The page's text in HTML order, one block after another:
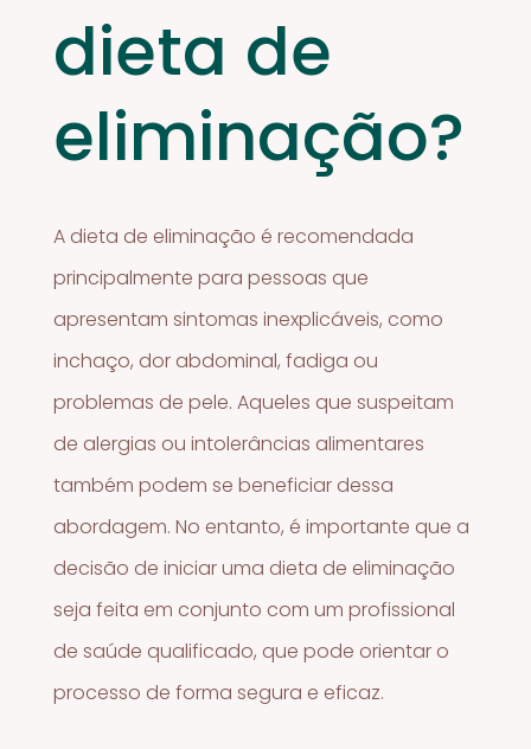
dieta de
eliminação?
A dieta de eliminação é recomendada
principalmente para pessoas que
apresentam sintomas inexplicáveis, como
inchaço, dor abdominal, fadiga ou
problemas de pele. Aqueles que suspeitam
de alergias ou intolerâncias alimentares
também podem se beneficiar dessa
abordagem. No entanto, é importante que a
decisão de iniciar uma dieta de eliminação
seja feita em conjunto com um profissional
de saúde qualificado, que pode orientar o
processo de forma segura e eficaz.